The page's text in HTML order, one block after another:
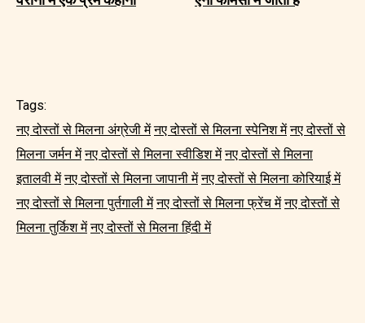
Tags:
नए दोस्तों से मिलना अंग्रेजी में नए दोस्तों से मिलना स्पेनिश में नए दोस्तों से
मिलना जर्मन में नए दोस्तों से मिलना स्वीडिश में नए दोस्तों से मिलना
इतालवी में नए दोस्तों से मिलना जापानी में नए दोस्तों से मिलना कोरियाई में
नए दोस्तों से मिलना पुर्तगाली में नए दोस्तों से मिलना फ्रेंच में नए दोस्तों से
मिलना तुर्किश में नए दोस्तों से मिलना हिंदी में